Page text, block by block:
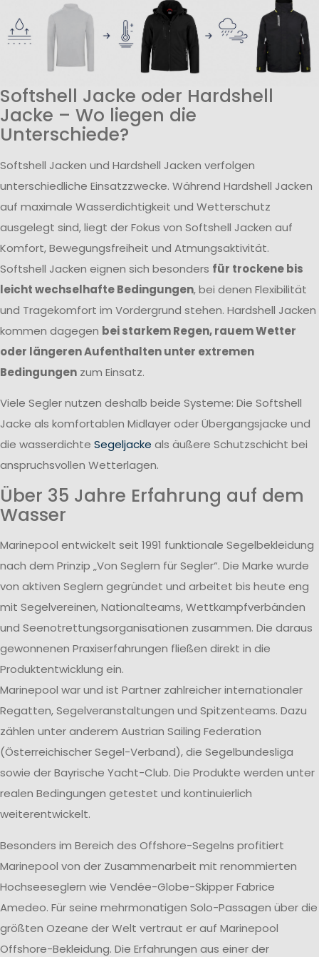
Softshell Jacke oder Hardshell
Jacke – Wo liegen die
Unterschiede?
Softshell Jacken und Hardshell Jacken verfolgen
unterschiedliche Einsatzzwecke. Während Hardshell Jacken
auf maximale Wasserdichtigkeit und Wetterschutz
ausgelegt sind, liegt der Fokus von Softshell Jacken auf
Komfort, Bewegungsfreiheit und Atmungsaktivität.
Softshell Jacken eignen sich besonders für trockene bis
leicht wechselhafte Bedingungen, bei denen Flexibilität
und Tragekomfort im Vordergrund stehen. Hardshell Jacken
kommen dagegen bei starkem Regen, rauem Wetter
oder längeren Aufenthalten unter extremen
Bedingungen zum Einsatz.
Viele Segler nutzen deshalb beide Systeme: Die Softshell
Jacke als komfortablen Midlayer oder Übergangsjacke und
die wasserdichte Segeljacke als äußere Schutzschicht bei
anspruchsvollen Wetterlagen.
Über 35 Jahre Erfahrung auf dem
Wasser
Marinepool entwickelt seit 1991 funktionale Segelbekleidung
nach dem Prinzip „Von Seglern für Segler“. Die Marke wurde
von aktiven Seglern gegründet und arbeitet bis heute eng
mit Segelvereinen, Nationalteams, Wettkampfverbänden
und Seenotrettungsorganisationen zusammen. Die daraus
gewonnenen Praxiserfahrungen fließen direkt in die
Produktentwicklung ein.
Marinepool war und ist Partner zahlreicher internationaler
Regatten, Segelveranstaltungen und Spitzenteams. Dazu
zählen unter anderem Austrian Sailing Federation
(Österreichischer Segel-Verband), die Segelbundesliga
sowie der Bayrische Yacht-Club. Die Produkte werden unter
realen Bedingungen getestet und kontinuierlich
weiterentwickelt.
Besonders im Bereich des Offshore-Segelns profitiert
Marinepool von der Zusammenarbeit mit renommierten
Hochseeseglern wie Vendée-Globe-Skipper Fabrice
Amedeo. Für seine mehrmonatigen Solo-Passagen über die
größten Ozeane der Welt vertraut er auf Marinepool
Offshore-Bekleidung. Die Erfahrungen aus einer der